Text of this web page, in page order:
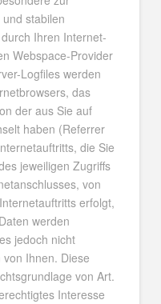
stabilen
Ihren Internet-
Webspace-Provider
Logfiles werden
das
der aus Sie auf
haben (Referrer
die Sie
jeweiligen Zugriffs
von
erfolgt,
werden
jedoch nicht
Ihnen. Diese
von Art.
Interesse